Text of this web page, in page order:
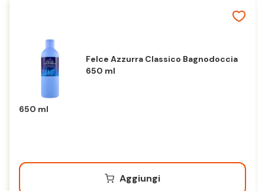
Felce Azzurra Classico Bagnodoccia
650 ml
650 ml
Aggiungi